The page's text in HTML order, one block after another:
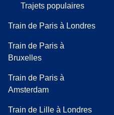
Trajets populaires
Train de Paris à Londres
Train de Paris à
Bruxelles
Train de Paris à
Amsterdam
Train de Lille à Londres